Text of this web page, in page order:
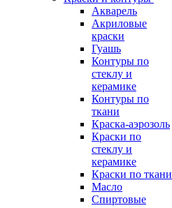
Акварель
Акриловые
краски
Гуашь
Контуры по
стеклу и
керамике
Контуры по
ткани
Краска-аэрозоль
Краски по
стеклу и
керамике
Краски по ткани
Масло
Спиртовые